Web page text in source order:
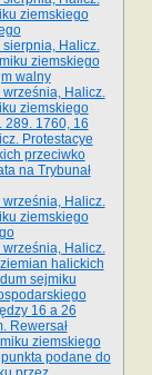
ziemskiego
Halicz.
ziemskiego
walny
Halicz.
ziemskiego
289. 1760, 16
Protestacye
przeciwko
na Trybunał
Halicz.
ziemskiego
Halicz.
halickich
sejmiku
16 a 26
Rewersał
ziemskiego
podane do